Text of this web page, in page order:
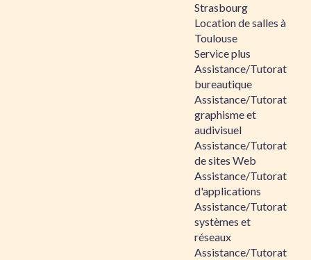
Strasbourg
Location de salles à
Toulouse
Service plus
Assistance/Tutorat
bureautique
Assistance/Tutorat
graphisme et
audivisuel
Assistance/Tutorat
de sites Web
Assistance/Tutorat
d'applications
Assistance/Tutorat
systèmes et
réseaux
Assistance/Tutorat